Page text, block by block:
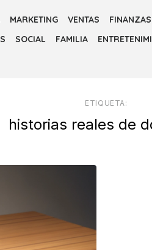
MARKETING VENTAS FINANZAS
SOCIAL FAMILIA
ETIQUETA:
historias reales de